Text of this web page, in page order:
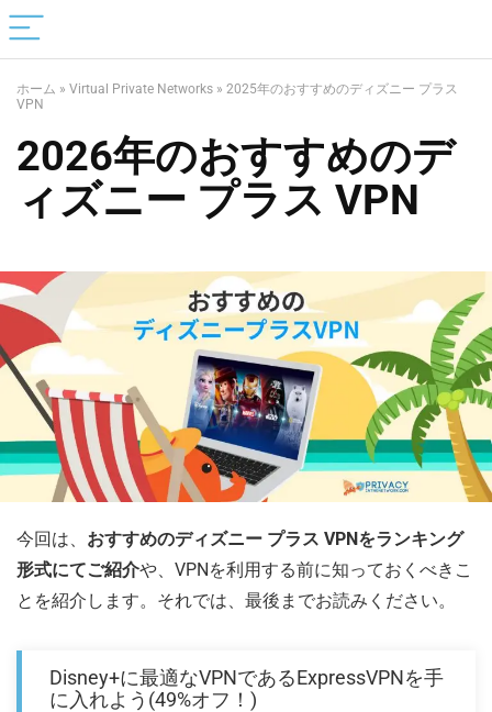
ホーム » Virtual Private Networks » 2025年のおすすめのディズニー プラス
VPN
2026年のおすすめのデ
ィズニー プラス VPN
今回は、 おすすめのディズニー プラス VPNをランキング
形式にてご紹介や、VPNを利用する前に知っておくべきこ
とを紹介します。それでは、最後までお読みください。
Disney+に最適なVPNであるExpressVPNを手
に入れよう(49%オフ！)